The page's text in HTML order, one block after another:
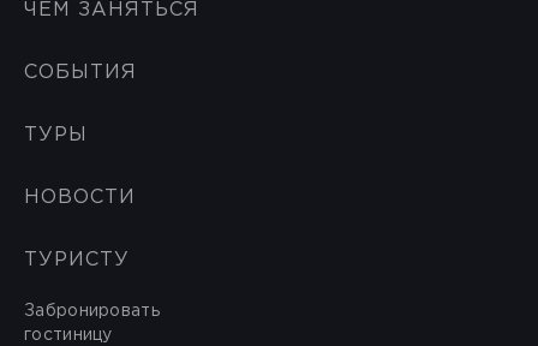
ЧЕМ ЗАНЯТЬСЯ
СОБЫТИЯ
ТУРЫ
НОВОСТИ
ТУРИСТУ
Забронировать
гостиницу